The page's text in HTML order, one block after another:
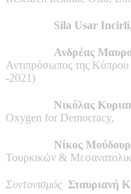
Sila Usar Incirli,
Ανδρέας
Αντιπρόσωπος της
-2021)
Νικόλας
Oxygen for Democracy,
Νίκος
Τουρκικών &
Συντονισμός Σταυριανή